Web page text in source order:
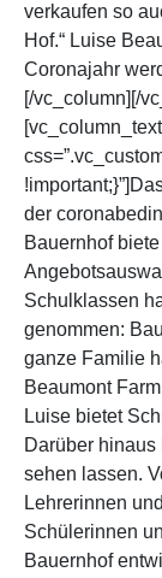
verkaufen so
Hof.“ Luise
Coronajahr
[/vc_column][/
[vc_column_text
der
Bauernhof
Schulklassen
genommen:
ganze Familie
Beaumont
Luise bietet
Darüber
sehen lassen.
Lehrerinnen
Schülerinnen
Bauernhof